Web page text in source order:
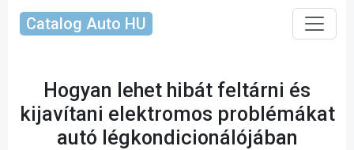
Catalog Auto HU
Hogyan lehet hibát feltárni és
kijavítani elektromos problémákat
autó légkondicionálójában